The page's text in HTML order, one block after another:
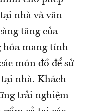
nhà và văn
tăng của
hóa mang tính
món đồ để sử
nhà. Khách
trải nghiệm